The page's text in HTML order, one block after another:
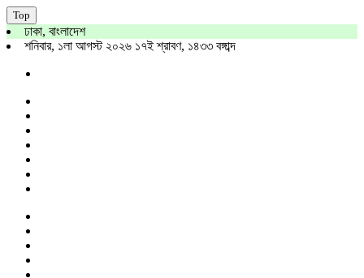
Top
ঢাকা, বাংলাদেশ
শনিবার, ১লা আগস্ট ২০২৬ ১৭ই শ্রাবণ, ১৪৩৩ বঙ্গাব্দ